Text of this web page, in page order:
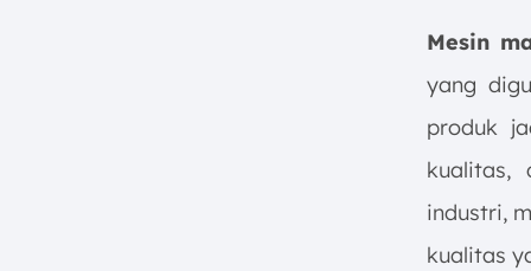
Mesin
yang
produk
kualitas,
industri,
kualitas